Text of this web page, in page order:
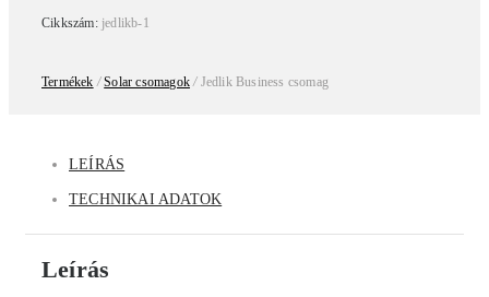
Cikkszám: jedlikb-1
Termékek / Solar csomagok /Jedlik Business csomag
LEÍRÁS
TECHNIKAI ADATOK
Leírás